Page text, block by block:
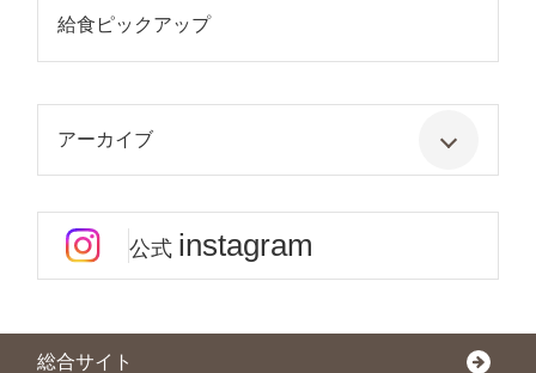
給食ピックアップ
アーカイブ
公式 instagram
総合サイト